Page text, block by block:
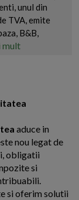
unul din
TVA, emite
B&B,
mult
aduce in
nou legat de
obligatii
si
si oferim solutii